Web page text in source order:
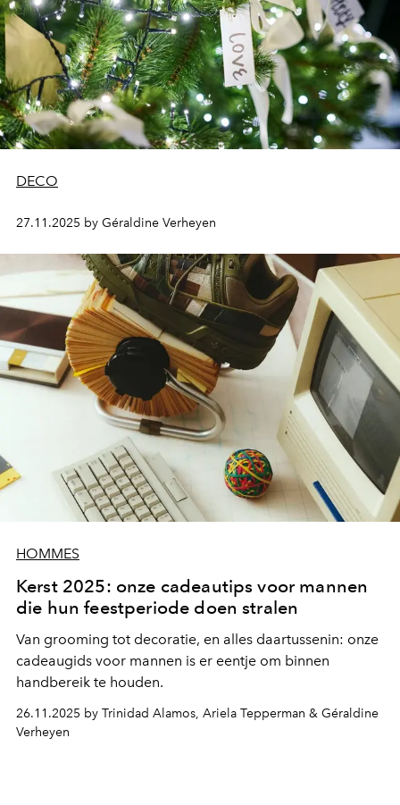
DECO
27.11.2025 by Géraldine Verheyen
HOMMES
Kerst 2025: onze cadeautips voor mannen
die hun feestperiode doen stralen
Van grooming tot decoratie, en alles daartussenin: onze
cadeaugids voor mannen is er eentje om binnen
handbereik te houden.
26.11.2025 by Trinidad Alamos, Ariela Tepperman & Géraldine
Verheyen